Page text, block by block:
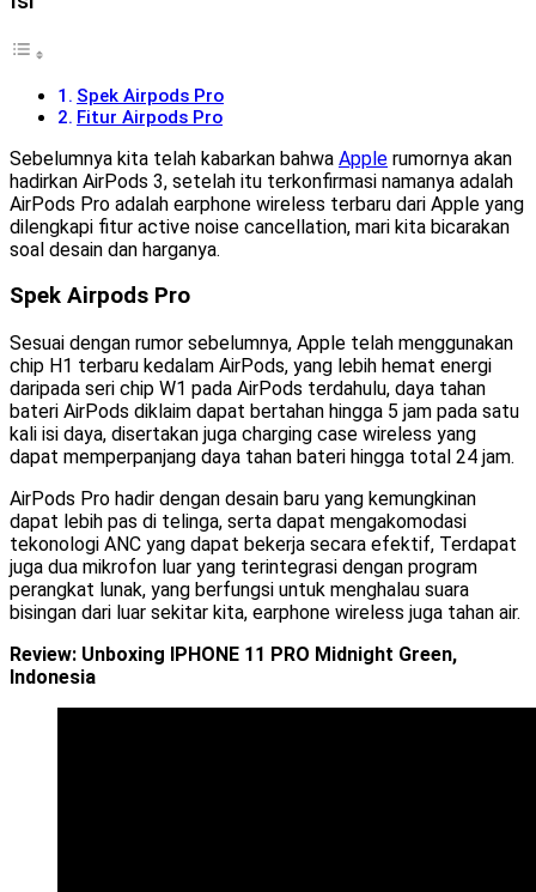
Spek Airpods Pro
Fitur Airpods Pro
Sebelumnya kita telah kabarkan bahwa Apple rumornya akan
hadirkan AirPods 3, setelah itu terkonfirmasi namanya adalah
AirPods Pro adalah earphone wireless terbaru dari Apple yang
dilengkapi fitur active noise cancellation, mari kita bicarakan
soal desain dan harganya.
Spek Airpods Pro
Sesuai dengan rumor sebelumnya, Apple telah menggunakan
chip H1 terbaru kedalam AirPods, yang lebih hemat energi
daripada seri chip W1 pada AirPods terdahulu, daya tahan
bateri AirPods diklaim dapat bertahan hingga 5 jam pada satu
kali isi daya, disertakan juga charging case wireless yang
dapat memperpanjang daya tahan bateri hingga total 24 jam.
AirPods Pro hadir dengan desain baru yang kemungkinan
dapat lebih pas di telinga, serta dapat mengakomodasi
tekonologi ANC yang dapat bekerja secara efektif, Terdapat
juga dua mikrofon luar yang terintegrasi dengan program
perangkat lunak, yang berfungsi untuk menghalau suara
bisingan dari luar sekitar kita, earphone wireless juga tahan air.
Review: Unboxing IPHONE 11 PRO Midnight Green,
Indonesia